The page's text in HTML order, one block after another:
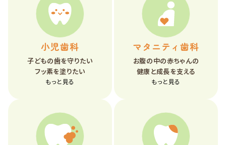
小児歯科
子どもの歯を守りたい
フッ素を塗りたい
もっと見る
マタニティ歯科
お腹の中の赤ちゃんの
健康と成長を支える
もっと見る